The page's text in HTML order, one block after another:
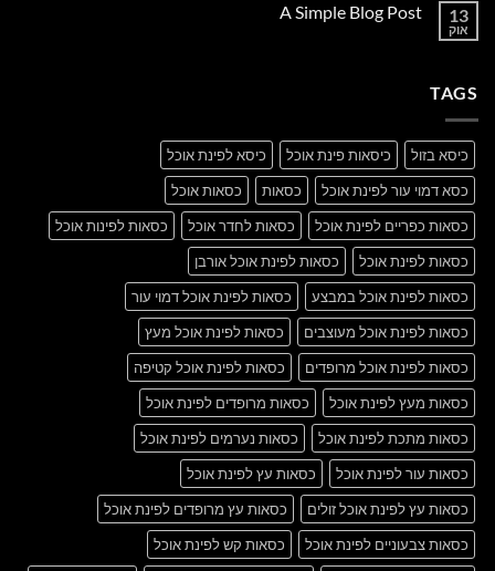
Just
13
אוק
A Simple Blog Post
TAGS
כיסא בזול כיסאות פינת אוכל
כיסא לפינת אוכל
כסא דמוי עור לפינת אוכל
כסאות
כסאות אוכל
כסאות כפריים לפינת אוכל
כסאות לחדר אוכל
כסאות לפינות אוכל
כסאות לפינת אוכל
כסאות לפינת אוכל אורבן
כסאות לפינת אוכל במבצע
כסאות לפינת אוכל דמוי עור
כסאות לפינת אוכל מעוצבים
כסאות לפינת אוכל מעץ
כסאות לפינת אוכל מרופדים
כסאות לפינת אוכל קטיפה
כסאות מעץ לפינת אוכל
כסאות מרופדים לפינת אוכל
כסאות מתכת לפינת אוכל
כסאות נערמים לפינת אוכל
כסאות עור לפינת אוכל
כסאות עץ לפינת אוכל
כסאות עץ לפינת אוכל זולים
כסאות עץ מרופדים לפינת אוכל
כסאות צבעוניים לפינת אוכל
כסאות קש לפינת אוכל